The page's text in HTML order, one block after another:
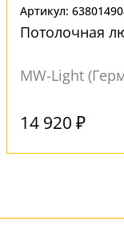
Артикул:
Потолочная
MW-Light
14 920 ₽